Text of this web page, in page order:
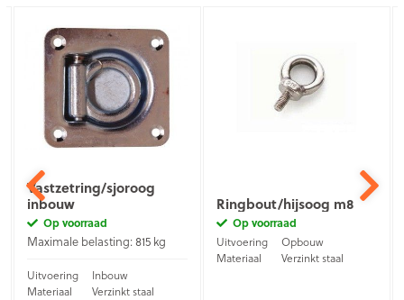
Vastzetring/sjoroog
inbouw
Op voorraad
Maximale belasting: 815 kg
Uitvoering
Inbouw
Materiaal
Verzinkt staal
Ringbout/hijsoog m8
Op voorraad
Uitvoering
Opbouw
Materiaal
Verzinkt staal